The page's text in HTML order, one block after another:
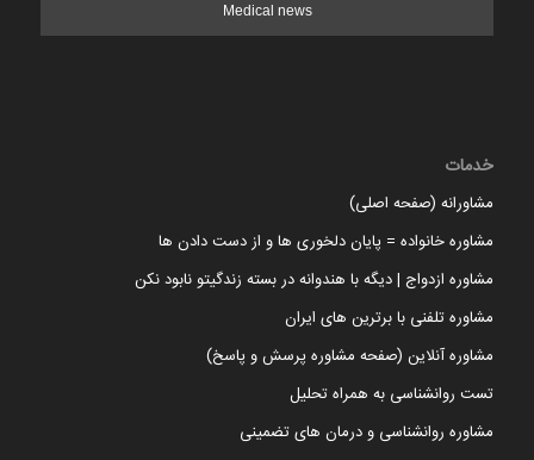
Medical news
خدمات
مشاورانه (صفحه اصلی)
مشاوره خانواده = پایان دلخوری ها و از دست دادن ها
مشاوره ازدواج | دیگه با هندوانه در بسته زندگیتو نابود نکن
مشاوره تلفنی با برترین های ایران
مشاوره آنلاین (صفحه مشاوره پرسش و پاسخ)
تست روانشناسی به همراه تحلیل
مشاوره روانشناسی و درمان های تضمینی